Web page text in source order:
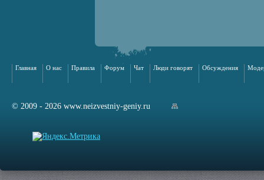
Главная О нас Правила Форум Чат Люди говорят Обсуждения
© 2009 - 2026 www.neizvestniy-geniy.ru
сайта